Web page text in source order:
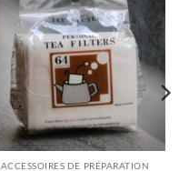
ACCESSOIRES DE PRÉPARATION